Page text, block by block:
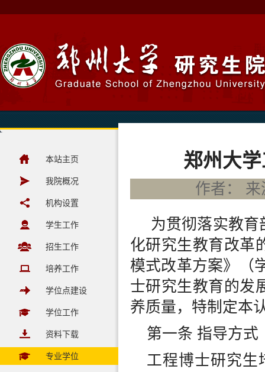
本站主页
我院概况
机构设置
学生工作
招生工作
培养工作
学位点建设
学位工作
资料下载
专业学位
郑州大
作者：
为贯彻落实教
化研究生教育改革
模式改革方案》（
士研究生教育的发
养质量，特制定本
第一条 指导方式
工程博士研究生